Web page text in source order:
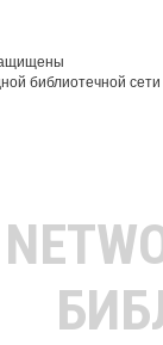
библиотечной